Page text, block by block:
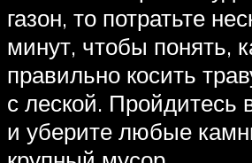
газон, то потратьте
минут, чтобы понять,
правильно косить
с леской. Пройдитесь
и уберите любые